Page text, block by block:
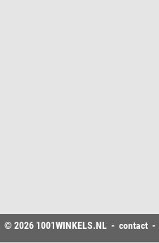
© 2026 1001WINKELS.NL - contact -